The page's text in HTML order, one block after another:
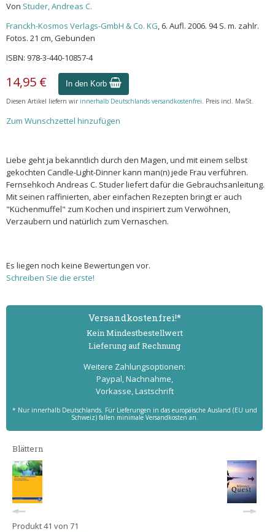
Von Studer, Andreas C.
Franckh-Kosmos Verlags-GmbH & Co. KG, 6. Aufl. 2006. 94 S. m. zahlr.
Fotos. 21 cm, Gebunden
ISBN: 978-3-440-10857-4
14,95 € In den Korb
Diesen Artikel liefern wir innerhalb Deutschlands versandkostenfrei. Preis incl. MwSt.
Zum Wunschzettel hinzufügen
Liebe geht ja bekanntlich durch den Magen, und mit einem selbst
gekochten Candle-Light-Dinner kann man(n) jede Frau verführen.
Fernsehkoch Andreas C. Studer liefert dafür die Gebrauchsanleitung.
Mit seinen raffinierten, aber einfachen Rezepten bringt er auch
"Küchenmuffel" zum Kochen und inspiriert zum Verwöhnen,
Verzaubern und natürlich zum Vernaschen.
Es liegen noch keine Bewertungen vor.
Schreiben Sie die erste!
Versand­kostenfrei!*
Kein Mindest­bestell­wert
Lieferung auf Rechnung
Weitere Zahlungs­optionen:
Paypal, Nachnahme,
Vorkasse, Lastschrift
* Nur innerhalb Deutschlands. Für Lieferungen in das europäische Ausland (EU und
Schweiz) fallen minimale Versandkosten an.
Blättern
Produkt 41 von 71